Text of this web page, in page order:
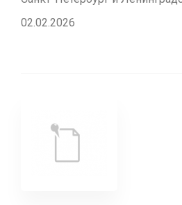
02.02.2026